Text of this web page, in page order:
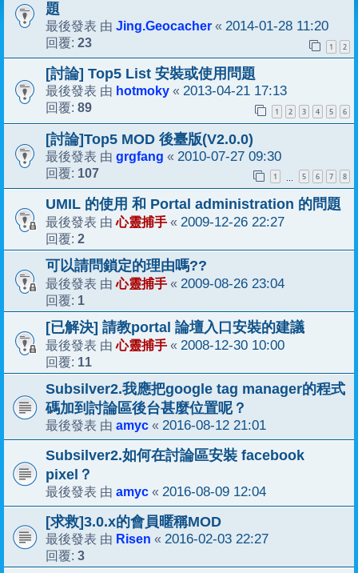
題
最後發表 由 Jing.Geocacher « 2014-01-28 11:20
回覆: 23 1 2
[討論] Top5 List 安裝或使用問題
最後發表 由 hotmoky « 2013-04-21 17:13
回覆: 89 1 2 3 4 5 6
[討論]Top5 MOD 後臺版(V2.0.0)
最後發表 由 grgfang « 2010-07-27 09:30
回覆: 107 1 5 6 7 8
UMIL 的使用 和 Portal administration 的問題
最後發表 由心靈捕手 « 2009-12-26 22:27
回覆: 2
可以請問鎖定的理由嗎??
最後發表 由心靈捕手 « 2009-08-26 23:04
回覆: 1
[已解決] 請教portal 論壇入口安裝的建議
最後發表 由心靈捕手 « 2008-12-30 10:00
回覆: 11
Subsilver2.我應把google tag manager的程式
碼加到討論區後台甚麼位置呢？
最後發表 由 amyc « 2016-08-12 21:01
Subsilver2.如何在討論區安裝 facebook
pixel？
最後發表 由 amyc « 2016-08-09 12:04
[求救]3.0.x的會員暱稱MOD
最後發表 由 Risen « 2016-02-03 22:27
回覆: 3